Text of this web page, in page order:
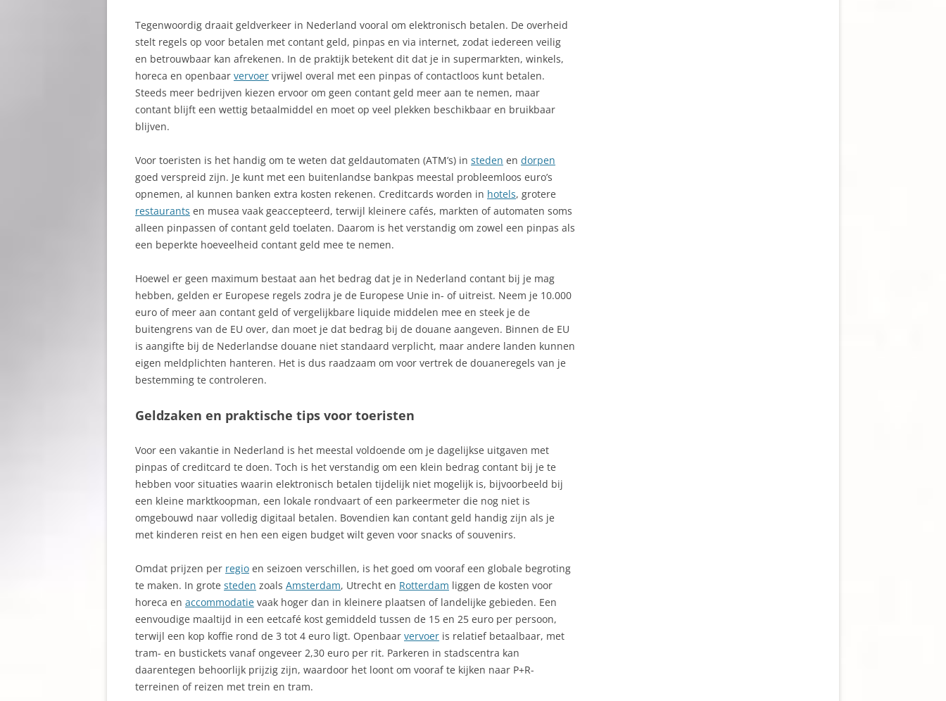
Tegenwoordig draait geldverkeer in Nederland vooral om elektronisch betalen. De overheid
stelt regels op voor betalen met contant geld, pinpas en via internet, zodat iedereen veilig
en betrouwbaar kan afrekenen. In de praktijk betekent dit dat je in supermarkten, winkels,
horeca en openbaar vervoer vrijwel overal met een pinpas of contactloos kunt betalen.
Steeds meer bedrijven kiezen ervoor om geen contant geld meer aan te nemen, maar
contant blijft een wettig betaalmiddel en moet op veel plekken beschikbaar en bruikbaar
blijven.
Voor toeristen is het handig om te weten dat geldautomaten (ATM’s) in steden en dorpen
goed verspreid zijn. Je kunt met een buitenlandse bankpas meestal probleemloos euro’s
opnemen, al kunnen banken extra kosten rekenen. Creditcards worden in hotels, grotere
restaurants en musea vaak geaccepteerd, terwijl kleinere cafés, markten of automaten soms
alleen pinpassen of contant geld toelaten. Daarom is het verstandig om zowel een pinpas als
een beperkte hoeveelheid contant geld mee te nemen.
Hoewel er geen maximum bestaat aan het bedrag dat je in Nederland contant bij je mag
hebben, gelden er Europese regels zodra je de Europese Unie in- of uitreist. Neem je 10.000
euro of meer aan contant geld of vergelijkbare liquide middelen mee en steek je de
buitengrens van de EU over, dan moet je dat bedrag bij de douane aangeven. Binnen de EU
is aangifte bij de Nederlandse douane niet standaard verplicht, maar andere landen kunnen
eigen meldplichten hanteren. Het is dus raadzaam om voor vertrek de douaneregels van je
bestemming te controleren.
Geldzaken en praktische tips voor toeristen
Voor een vakantie in Nederland is het meestal voldoende om je dagelijkse uitgaven met
pinpas of creditcard te doen. Toch is het verstandig om een klein bedrag contant bij je te
hebben voor situaties waarin elektronisch betalen tijdelijk niet mogelijk is, bijvoorbeeld bij
een kleine marktkoopman, een lokale rondvaart of een parkeermeter die nog niet is
omgebouwd naar volledig digitaal betalen. Bovendien kan contant geld handig zijn als je
met kinderen reist en hen een eigen budget wilt geven voor snacks of souvenirs.
Omdat prijzen per regio en seizoen verschillen, is het goed om vooraf een globale begroting
te maken. In grote steden zoals Amsterdam, Utrecht en Rotterdam liggen de kosten voor
horeca en accommodatie vaak hoger dan in kleinere plaatsen of landelijke gebieden. Een
eenvoudige maaltijd in een eetcafé kost gemiddeld tussen de 15 en 25 euro per persoon,
terwijl een kop koffie rond de 3 tot 4 euro ligt. Openbaar vervoer is relatief betaalbaar, met
tram- en bustickets vanaf ongeveer 2,30 euro per rit. Parkeren in stadscentra kan
daarentegen behoorlijk prijzig zijn, waardoor het loont om vooraf te kijken naar P+R-
terreinen of reizen met trein en tram.